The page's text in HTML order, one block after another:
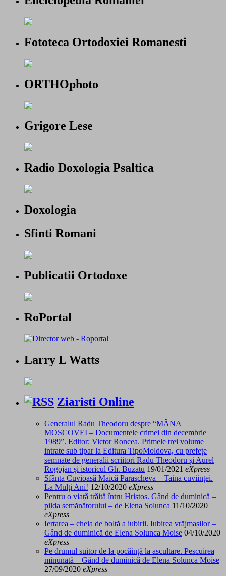
Fototeca Ortodoxiei Romanesti
ORTHOphoto
Grigore Lese
Radio Doxologia Psaltica
Doxologia
Sfinti Romani
Publicatii Ortodoxe
RoPortal
Larry L Watts
Ziaristi Online
Generalul Radu Theodoru despre “MÂNA
MOSCOVEI – Documentele crimei din decembrie
1989”. Editor: Victor Roncea. Primele trei volume
intrate sub tipar la Editura TipoMoldova, cu prefețe
semnate de generalii scriitori Radu Theodoru și Aurel
Rogojan și istoricul Gh. Buzatu 19/01/2021 eXpress
Sfânta Cuvioasă Maică Parascheva – Taina cuviinței.
La Mulți Ani! 12/10/2020 eXpress
Pentru o viață trăită întru Hristos. Gând de duminică –
pilda semănătorului – de Elena Solunca 11/10/2020
eXpress
Iertarea – cheia de boltă a iubirii. Iubirea vrăjmașilor –
Gând de duminică de Elena Solunca Moise 04/10/2020
eXpress
Pe drumul suitor de la pocăință la ascultare. Pescuirea
minunată – Gând de duminică de Elena Solunca Moise
27/09/2020 eXpress